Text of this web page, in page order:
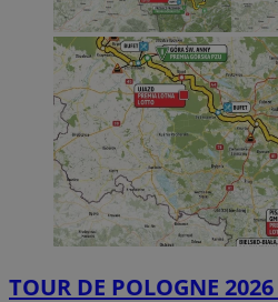
TOUR DE POLOGNE